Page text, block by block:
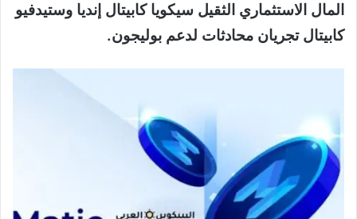
المال الاستثماري الثقيل سيكويا كابيتال إنديا وستيدفيو
كابيتال تجريان محادثات لدعم بوليجون.